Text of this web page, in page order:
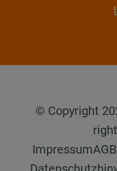
© Copyright
ImpressumAGB